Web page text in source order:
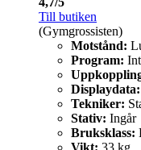
Till butiken
(Gymgrossisten)
Motstånd:
Program:
Displaydata:
Tekniker:
Stativ: Ingår
Bruksklass: